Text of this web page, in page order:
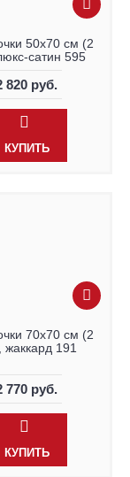
50х70 см (2
сатин 595
820 руб.
КУПИТЬ
70х70 см (2
жаккард 191
770 руб.
КУПИТЬ